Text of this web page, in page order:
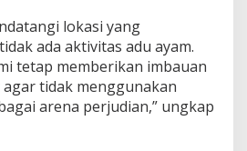
lokasi yang
ada aktivitas adu ayam.
tetap memberikan imbauan
tidak menggunakan
arena perjudian,” ungkap